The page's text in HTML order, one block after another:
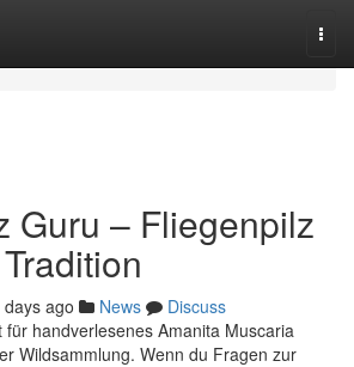
Guru – Fliegenpilz
ago News
Discuss
für handverlesenes Amanita Muscaria
Wildsammlung. Wenn du Fragen zur